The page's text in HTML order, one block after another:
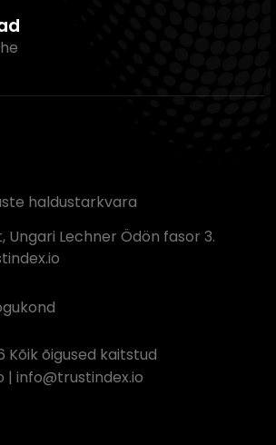
haldustarkvara
Ungari Lechner Ödön fasor 3.
õigused kaitstud
| info@trustindex.io